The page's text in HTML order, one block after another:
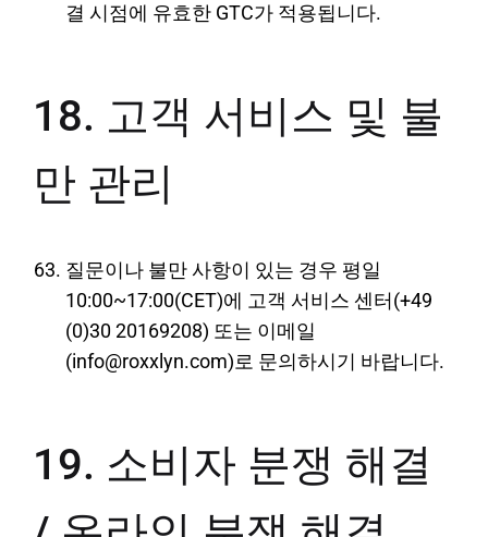
결 시점에 유효한 GTC가 적용됩니다.
18. 고객 서비스 및 불
만 관리
질문이나 불만 사항이 있는 경우 평일
10:00~17:00(CET)에 고객 서비스 센터(+49
(0)30 20169208) 또는 이메일
(info@roxxlyn.com)로 문의하시기 바랍니다.
19. 소비자 분쟁 해결